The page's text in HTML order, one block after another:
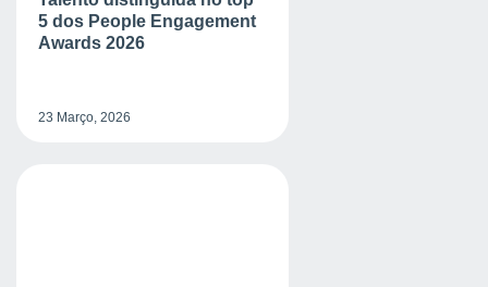
23 Março, 2026
5 dos People Engagement
Awards 2026